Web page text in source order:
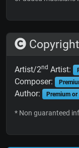
Copyright
Artist/2nd Artist:
Composer:
Author: Premium or
* Non guaranteed